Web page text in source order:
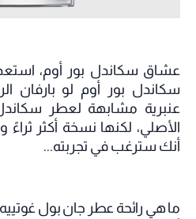
عشاق سكاندل بور أوم،
سكاندل بور أوم لو بارفان
عنبرية مشابهة لعطر
الأصلي، لكنها نسخة أكثر ثراءً
أنك سترغب في تجربته...
ما هي رائحة عطر جان بول